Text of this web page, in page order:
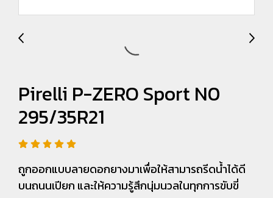
Pirelli P-ZERO Sport N0
295/35R21
ถูกออกแบบลายดอกยางมาเพื่อให้สามารถรีดน้ำได้ดี
บนถนนเปียก และให้ความรู้สึกนุ่มนวลในทุกการขับขี่